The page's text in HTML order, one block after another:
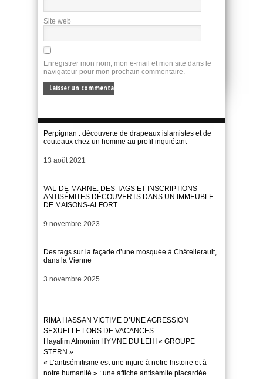
Site web
Enregistrer mon nom, mon e-mail et mon site dans le
navigateur pour mon prochain commentaire.
Perpignan : découverte de drapeaux islamistes et de
couteaux chez un homme au profil inquiétant
Date
13 août 2021
VAL-DE-MARNE: DES TAGS ET INSCRIPTIONS
ANTISÉMITES DÉCOUVERTS DANS UN IMMEUBLE
DE MAISONS-ALFORT
Date
9 novembre 2023
Des tags sur la façade d’une mosquée à Châtellerault,
dans la Vienne
Date
3 novembre 2025
RIMA HASSAN VICTIME D’UNE AGRESSION
SEXUELLE LORS DE VACANCES
Hayalim Almonim HYMNE DU LEHI « GROUPE
STERN »
« L’antisémitisme est une injure à notre histoire et à
notre humanité » : une affiche antisémite placardée